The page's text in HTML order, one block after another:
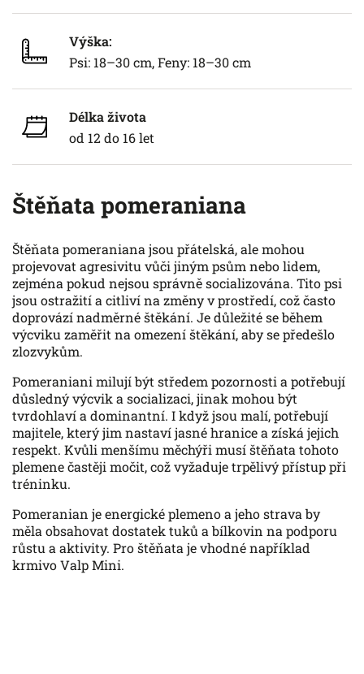
Výška:
Psi: 18–30 cm, Feny: 18–30 cm
Délka života
od 12 do 16 let
Štěňata pomeraniana
Štěňata pomeraniana jsou přátelská, ale mohou
projevovat agresivitu vůči jiným psům nebo lidem,
zejména pokud nejsou správně socializována. Tito psi
jsou ostražití a citliví na změny v prostředí, což často
doprovází nadměrné štěkání. Je důležité se během
výcviku zaměřit na omezení štěkání, aby se předešlo
zlozvykům.
Pomeraniani milují být středem pozornosti a potřebují
důsledný výcvik a socializaci, jinak mohou být
tvrdohlaví a dominantní. I když jsou malí, potřebují
majitele, který jim nastaví jasné hranice a získá jejich
respekt. Kvůli menšímu měchýři musí štěňata tohoto
plemene častěji močit, což vyžaduje trpělivý přístup při
tréninku.
Pomeranian je energické plemeno a jeho strava by
měla obsahovat dostatek tuků a bílkovin na podporu
růstu a aktivity. Pro štěňata je vhodné například
krmivo Valp Mini.